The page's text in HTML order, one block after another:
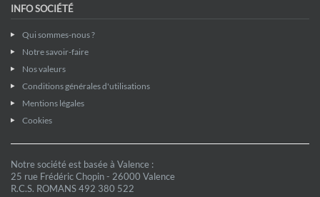
INFO SOCIÉTÉ
Qui sommes-nous ?
Notre savoir-faire
Nos valeurs
Conditions générales d'utilisations
Mentions légales
Cookies
Notre société est basée à Valence :
25 rue Frédéric Chopin - 26000 Valence
R.C.S. ROMANS 492 380 522